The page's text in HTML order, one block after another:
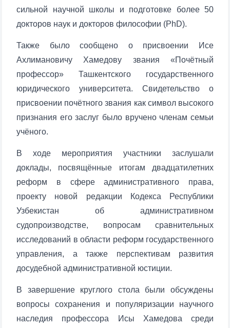
сильной научной школы и подготовке более 50
докторов наук и докторов философии (PhD).
Также было сообщено о присвоении Исе
Ахлимановичу Хамедову звания «Почётный
профессор» Ташкентского государственного
юридического университета. Свидетельство о
присвоении почётного звания как символ высокого
признания его заслуг было вручено членам семьи
учёного.
В ходе мероприятия участники заслушали
доклады, посвящённые итогам двадцатилетних
реформ в сфере административного права,
проекту новой редакции Кодекса Республики
Узбекистан об административном
судопроизводстве, вопросам сравнительных
исследований в области реформ государственного
управления, а также перспективам развития
досудебной административной юстиции.
В завершение круглого стола были обсуждены
вопросы сохранения и популяризации научного
наследия профессора Исы Хамедова среди